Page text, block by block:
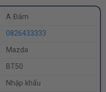
A Đảm
0826433333
Mazda
BT50
Nhập khẩu